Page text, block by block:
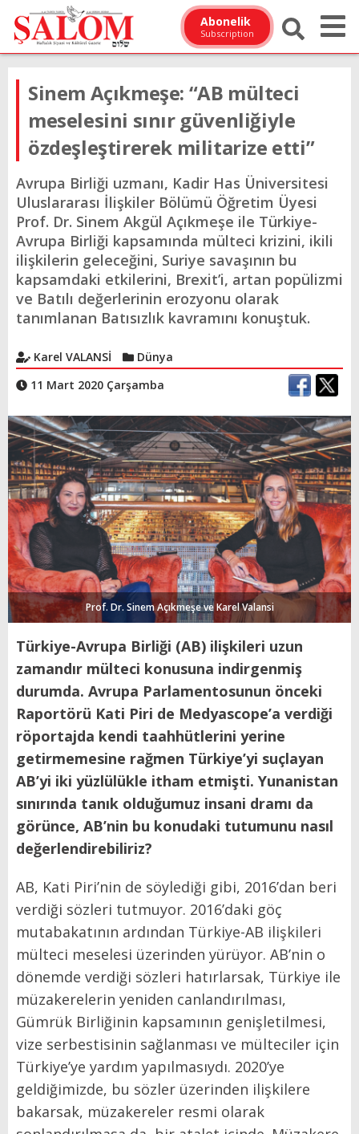
Abonelik
Subscription
Sinem Açıkmeşe: “AB mülteci
meselesini sınır güvenliğiyle
özdeşleştirerek militarize etti”
Avrupa Birliği uzmanı, Kadir Has Üniversitesi
Uluslararası İlişkiler Bölümü Öğretim Üyesi
Prof. Dr. Sinem Akgül Açıkmeşe ile Türkiye-
Avrupa Birliği kapsamında mülteci krizini, ikili
ilişkilerin geleceğini, Suriye savaşının bu
kapsamdaki etkilerini, Brexit’i, artan popülizmi
ve Batılı değerlerinin erozyonu olarak
tanımlanan Batısızlık kavramını konuştuk.
Karel VALANSİ
Dünya
11 Mart 2020 Çarşamba
Prof. Dr. Sinem Açıkmeşe ve Karel Valansi
Türkiye-Avrupa Birliği (AB) ilişkileri uzun
zamandır mülteci konusuna indirgenmiş
durumda. Avrupa Parlamentosunun önceki
Raportörü Kati Piri de Medyascope’a verdiği
röportajda kendi taahhütlerini yerine
getirmemesine rağmen Türkiye’yi suçlayan
AB’yi iki yüzlülükle itham etmişti. Yunanistan
sınırında tanık olduğumuz insani dramı da
görünce, AB’nin bu konudaki tutumunu nasıl
değerlendirebiliriz?
AB, Kati Piri’nin de söylediği gibi, 2016’dan beri
verdiği sözleri tutmuyor. 2016’daki göç
mutabakatının ardından Türkiye-AB ilişkileri
mülteci meselesi üzerinden yürüyor. AB’nin o
dönemde verdiği sözleri hatırlarsak, Türkiye ile
müzakerelerin yeniden canlandırılması,
Gümrük Birliğinin kapsamının genişletilmesi,
vize serbestisinin sağlanması ve mülteciler için
Türkiye’ye yardım yapılmasıydı. 2020’ye
geldiğimizde, bu sözler üzerinden ilişkilere
bakarsak, müzakereler resmi olarak